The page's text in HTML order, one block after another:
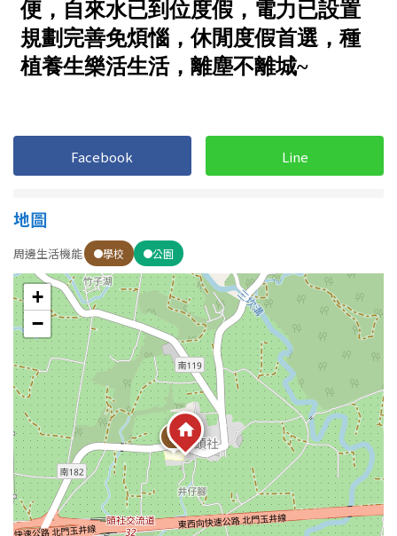
嘉義市
嘉義縣
台東縣
花蓮縣
金門連江
20~30 坪 30~40 坪
40~50 坪 50~60 坪
樓層
不拘
地下室
1樓 2樓
3樓 4樓
5~10樓 11~20樓
21樓以上
~ 樓
Facebook Line
地圖
周邊生活機能 學校 公園
+
−